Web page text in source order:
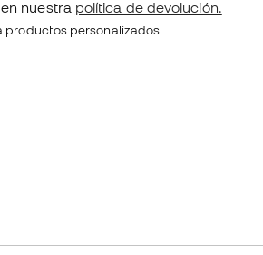
nuestra política de devolución.
productos personalizados.